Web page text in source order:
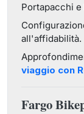
Portapacchi e
all'affidabilità.
viaggio con
Fargo